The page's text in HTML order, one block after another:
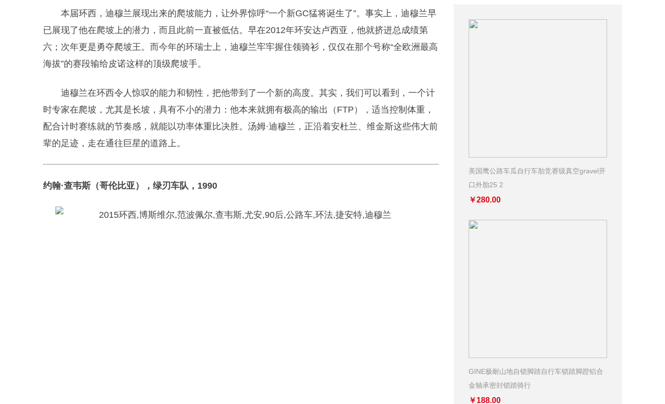
本届环西，迪穆兰展现出来的爬坡能力，让外界惊呼“一个新GC猛将诞生了”。事实上，迪穆兰早
已展现了他在爬坡上的潜力，而且此前一直被低估。早在2012年环安达卢西亚，他就挤进总成绩第
六；次年更是勇夺爬坡王。而今年的环瑞士上，迪穆兰牢牢握住领骑衫，仅仅在那个号称“全欧洲最高
海拔”的赛段输给皮诺这样的顶级爬坡手。
迪穆兰在环西令人惊叹的能力和韧性，把他带到了一个新的高度。其实，我们可以看到，一个计
时专家在爬坡，尤其是长坡，具有不小的潜力：他本来就拥有极高的输出（FTP），适当控制体重，
配合计时赛练就的节奏感，就能以功率体重比决胜。汤姆·迪穆兰，正沿着安杜兰、维金斯这些伟大前
辈的足迹，走在通往巨星的道路上。
约翰·查韦斯（哥伦比亚），绿刃车队，1990
美国鹰公路车瓜自行车胎竞赛级真空gravel开
口外胎25 2
￥280.00
GINE极耐山地自锁脚踏自行车锁踏脚蹬铝合
金轴承密封锁踏骑行
￥188.00